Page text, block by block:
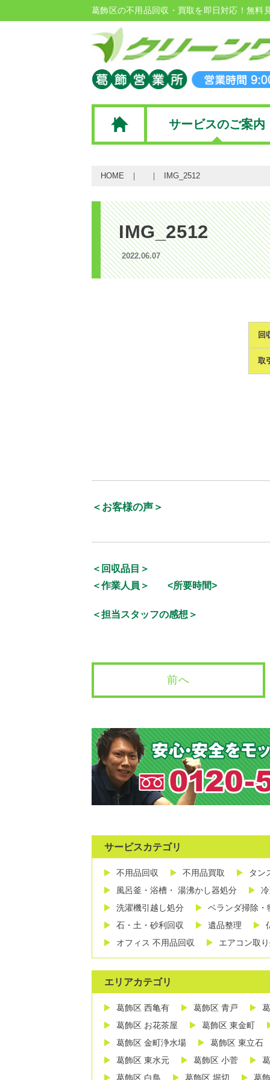
葛飾区の不用品回収・買取を即日対応！無料
サービスのご案内
HOME IMG_2512
IMG_2512
2022.06.07
回
取
＜お客様の声＞
＜回収品目＞
＜作業人員＞
<所要時間>
＜担当スタッフの感想＞
前へ
サービスカテゴリ
不用品回収 不用品買取 タン
風呂釜・浴槽・ 湯沸かし器処分
洗濯機引越し処分
ベランダ掃除・
石・土・砂利回収
遺品整理
オフィス 不用品回収
エアコン取
エリアカテゴリ
葛飾区 西亀有 葛飾区 青戸
葛飾区 お花茶屋
葛飾区 東金町
葛飾区 金町浄水場
葛飾区 東立石
葛飾区 東水元
葛飾区 小菅
葛飾区 白鳥
葛飾区 堀切 葛